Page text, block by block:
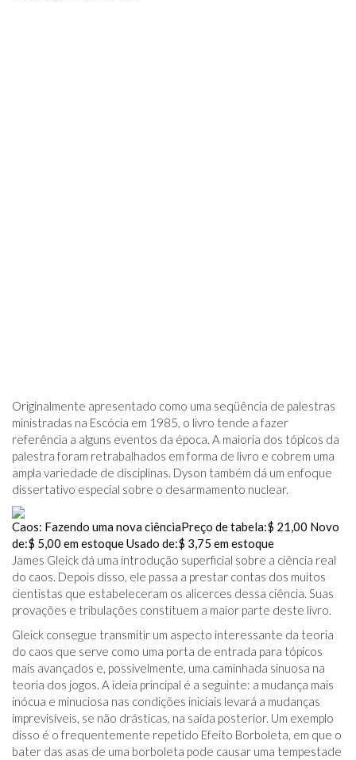
Originalmente apresentado como uma seqüência de palestras
ministradas na Escócia em 1985, o livro tende a fazer
referência a alguns eventos da época. A maioria dos tópicos da
palestra foram retrabalhados em forma de livro e cobrem uma
ampla variedade de disciplinas. Dyson também dá um enfoque
dissertativo especial sobre o desarmamento nuclear.
Caos: Fazendo uma nova ciênciaPreço de tabela:$ 21,00 Novo
de:$ 5,00 em estoqueUsado de:$ 3,75 em estoque
James Gleick dá uma introdução superficial sobre a ciência real
do caos. Depois disso, ele passa a prestar contas dos muitos
cientistas que estabeleceram os alicerces dessa ciência. Suas
provações e tribulações constituem a maior parte deste livro.
Gleick consegue transmitir um aspecto interessante da teoria
do caos que serve como uma porta de entrada para tópicos
mais avançados e, possivelmente, uma caminhada sinuosa na
teoria dos jogos. A ideia principal é a seguinte: a mudança mais
inócua e minuciosa nas condições iniciais levará a mudanças
imprevisíveis, se não drásticas, na saída posterior. Um exemplo
disso é o frequentemente repetido Efeito Borboleta, em que o
bater das asas de uma borboleta pode causar uma tempestade